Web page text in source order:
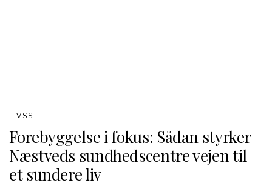
Forebyggelse i fokus: Sådan styrker
Næstveds sundhedscentre vejen til
et sundere liv
LIVSSTIL